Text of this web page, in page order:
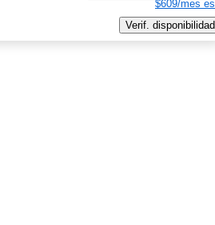
$609/mes
Verif. disponibilidad